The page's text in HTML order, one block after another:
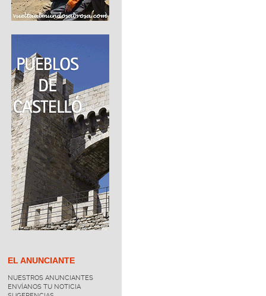
EL ANUNCIANTE
NUESTROS ANUNCIANTES
ENVÍANOS TU NOTICIA